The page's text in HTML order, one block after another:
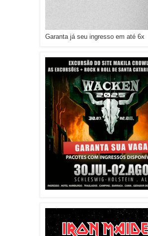
Garanta já seu ingresso em até 6x